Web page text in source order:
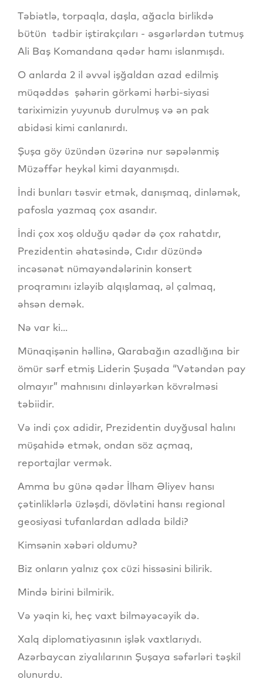
Təbiətlə, torpaqla, daşla, ağacla birlikdə
bütün tədbir iştirakçıları - əsgərlərdən tutmuş
Ali Baş Komandana qədər hamı islanmışdı.
O anlarda 2 il əvvəl işğaldan azad edilmiş
müqəddəs şəhərin görkəmi hərbi-siyasi
tariximizin yuyunub durulmuş və ən pak
abidəsi kimi canlanırdı.
Şuşa göy üzündən üzərinə nur səpələnmiş
Müzəffər heykəl kimi dayanmışdı.
İndi bunları təsvir etmək, danışmaq, dinləmək,
pafosla yazmaq çox asandır.
İndi çox xoş olduğu qədər də çox rahatdır,
Prezidentin əhatəsində, Cıdır düzündə
incəsənət nümayəndələrinin konsert
proqramını izləyib alqışlamaq, əl çalmaq,
əhsən demək.
Nə var ki...
Münaqişənin həllinə, Qarabağın azadlığına bir
ömür sərf etmiş Liderin Şuşada “Vətəndən pay
olmayır” mahnısını dinləyərkən kövrəlməsi
təbiidir.
Və indi çox adidir, Prezidentin duyğusal halını
müşahidə etmək, ondan söz açmaq,
reportajlar vermək.
Amma bu günə qədər İlham Əliyev hansı
çətinliklərlə üzləşdi, dövlətini hansı regional
geosiyasi tufanlardan adlada bildi?
Kimsənin xəbəri oldumu?
Biz onların yalnız çox cüzi hissəsini bilirik.
Mində birini bilmirik.
Və yəqin ki, heç vaxt bilməyəcəyik də.
Xalq diplomatiyasının işlək vaxtlarıydı.
Azərbaycan ziyalılarının Şuşaya səfərləri təşkil
olunurdu.